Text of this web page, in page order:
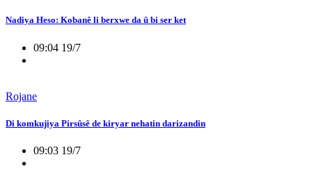
Nadiya Heso: Kobanê li berxwe da û bi ser ket
09:04 19/7
Rojane
Di komkujiya Pirsûsê de kiryar nehatin darizandin
09:03 19/7